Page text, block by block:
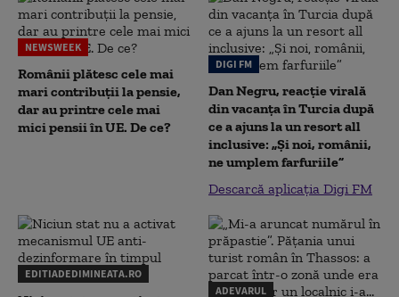
NEWSWEEK
Românii plătesc cele mai
mari contribuții la pensie,
dar au printre cele mai
mici pensii în UE. De ce?
DIGI FM
Dan Negru, reacție virală
din vacanța în Turcia după
ce a ajuns la un resort all
inclusive: „Și noi, românii,
ne umplem farfuriile”
Descarcă aplicația Digi FM
EDITIADEDIMINEATA.RO
ADEVARUL